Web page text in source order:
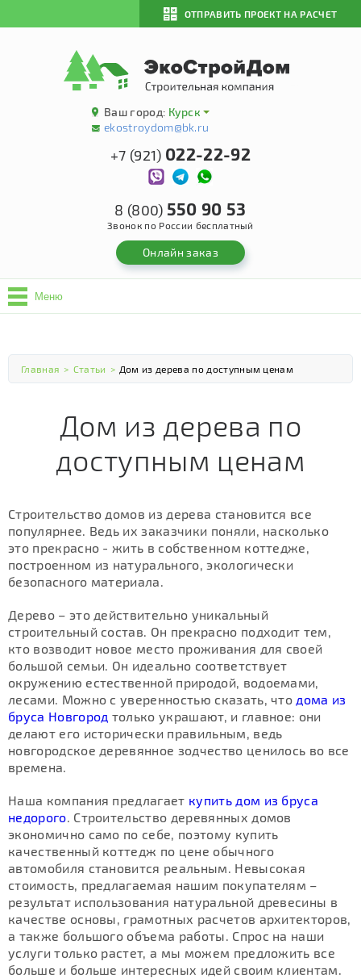
ОТПРАВИТЬ ПРОЕКТ НА РАСЧЕТ
Ваш город: Курск
ekostroydom@bk.ru
+7 (921) 022-22-92
8 (800) 550 90 53
Звонок по России бесплатный
Онлайн заказ
Меню
Главная > Статьи > Дом из дерева по доступным ценам
Дом из дерева по
доступным ценам
Строительство домов из дерева становится все
популярнее. Ведь их заказчики поняли, насколько
это прекрасно - жить в собственном коттедже,
построенном из натурального, экологически
безопасного материала.
Дерево – это действительно уникальный
строительный состав. Он прекрасно подходит тем,
кто возводит новое место проживания для своей
большой семьи. Он идеально соответствует
окружению естественной природой, водоемами,
лесами. Можно с уверенностью сказать, что дома из
бруса Новгород только украшают, и главное: они
делают его исторически правильным, ведь
новгородское деревянное зодчество ценилось во все
времена.
Наша компания предлагает купить дом из бруса
недорого. Строительство деревянных домов
экономично само по себе, поэтому купить
качественный коттедж по цене обычного
автомобиля становится реальным. Невысокая
стоимость, предлагаемая нашим покупателям –
результат использования натуральной древесины в
качестве основы, грамотных расчетов архитекторов,
а также большого объема работы. Спрос на наши
услуги только растет, а мы можем предложить все
больше и больше интересных идей своим клиентам.